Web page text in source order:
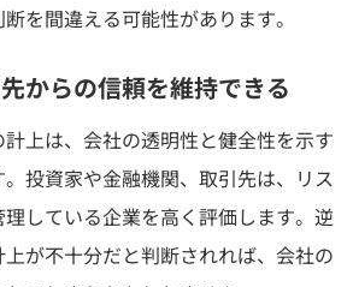
を間違える可能性があります。
からの信頼を維持できる
上は、会社の透明性と健全性を示す
投資家や金融機関、取引先は、リス
している企業を高く評価します。逆
が不十分だと判断されれば、会社の